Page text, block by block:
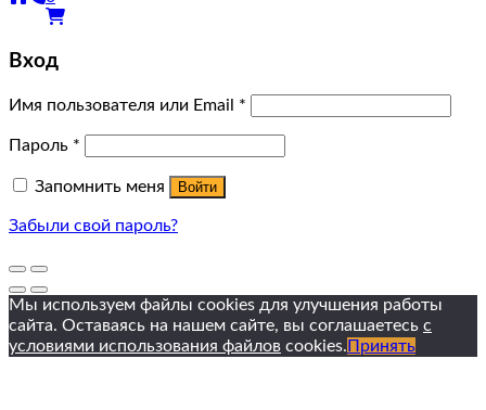
Вход
Имя пользователя или Email *
Пароль *
Запомнить меня Войти
Забыли свой пароль?
Мы используем файлы cookies для улучшения работы
сайта. Оставаясь на нашем сайте, вы соглашаетесь с
условиями использования файлов cookies. Принять